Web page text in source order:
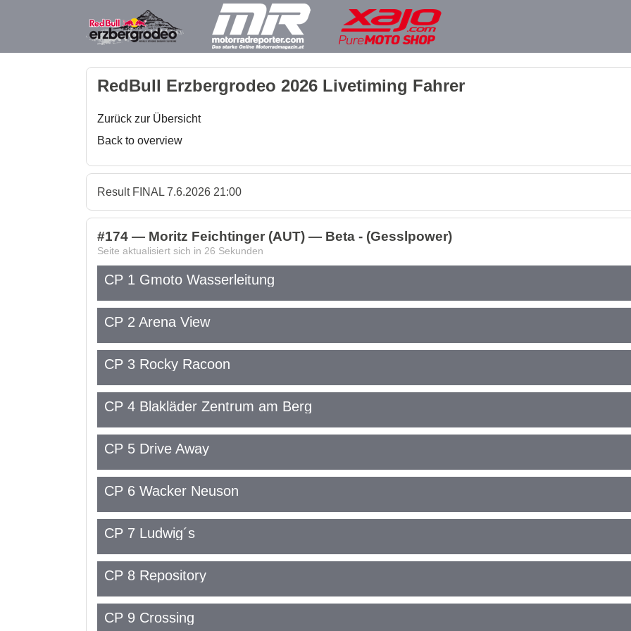
RedBull Erzbergrodeo 2026 Livetiming Fahrer
Zurück zur Übersicht
Back to overview
Result FINAL 7.6.2026 21:00
#174 — Moritz Feichtinger (AUT) — Beta - (Gesslpower)
Seite aktualisiert sich in 26 Sekunden
CP 1 Gmoto Wasserleitung
CP 2 Arena View
CP 3 Rocky Racoon
CP 4 Blakläder Zentrum am Berg
CP 5 Drive Away
CP 6 Wacker Neuson
CP 7 Ludwig´s
CP 8 Repository
CP 9 Crossing